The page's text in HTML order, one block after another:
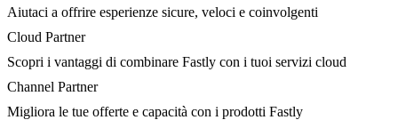
Aiutaci a offrire esperienze sicure, veloci e coinvolgenti
Cloud Partner
Scopri i vantaggi di combinare Fastly con i tuoi servizi cloud
Channel Partner
Migliora le tue offerte e capacità con i prodotti Fastly